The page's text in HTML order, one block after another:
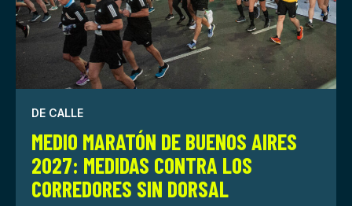
DE CALLE
MEDIO MARATÓN DE BUENOS AIRES
2027: MEDIDAS CONTRA LOS
CORREDORES SIN DORSAL